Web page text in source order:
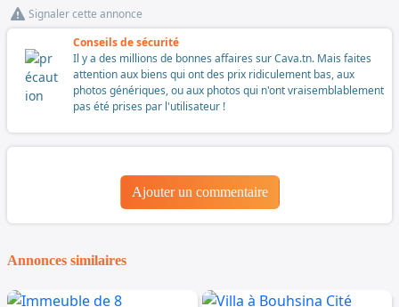
Signaler cette annonce
Conseils de sécurité
Il y a des millions de bonnes affaires sur Cava.tn. Mais faites
attention aux biens qui ont des prix ridiculement bas, aux
photos génériques, ou aux photos qui n'ont vraisemblablement
pas été prises par l'utilisateur !
Ajouter un commentaire
Annonces similaires